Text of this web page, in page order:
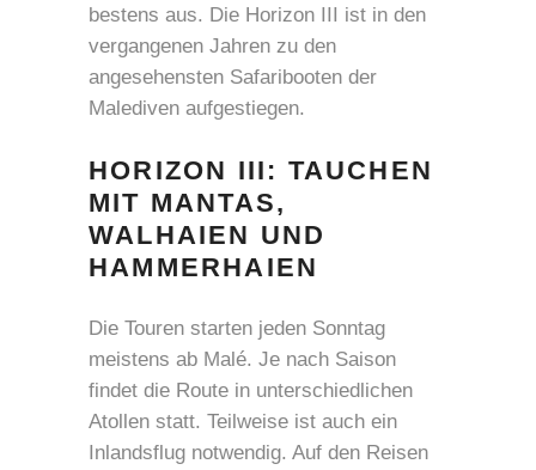
bestens aus. Die Horizon III ist in den
vergangenen Jahren zu den
angesehensten Safaribooten der
Malediven aufgestiegen.
HORIZON III: TAUCHEN
MIT MANTAS,
WALHAIEN UND
HAMMERHAIEN
Die Touren starten jeden Sonntag
meistens ab Malé. Je nach Saison
findet die Route in unterschiedlichen
Atollen statt. Teilweise ist auch ein
Inlandsflug notwendig. Auf den Reisen